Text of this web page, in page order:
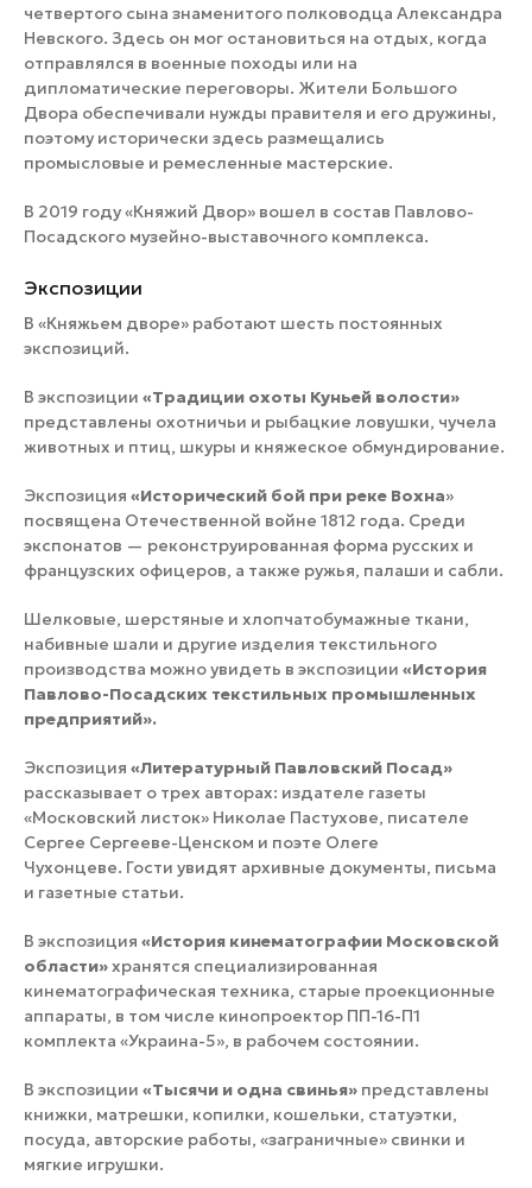
четвертого сына знаменитого полководца Александра
Невского. Здесь он мог остановиться на отдых, когда
отправлялся в военные походы или на
дипломатические переговоры. Жители Большого
Двора обеспечивали нужды правителя и его дружины,
поэтому исторически здесь размещались
промысловые и ремесленные мастерские.
В 2019 году «Княжий Двор» вошел в состав Павлово-
Посадского музейно-выставочного комплекса.
Экспозиции
В «Княжьем дворе» работают шесть постоянных
экспозиций.
В экспозиции «Традиции охоты Куньей волости»
представлены охотничьи и рыбацкие ловушки, чучела
животных и птиц, шкуры и княжеское обмундирование.
Экспозиция «Исторический бой при реке Вохна»
посвящена Отечественной войне 1812 года. Среди
экспонатов — реконструированная форма русских и
французских офицеров, а также ружья, палаши и сабли.
Шелковые, шерстяные и хлопчатобумажные ткани,
набивные шали и другие изделия текстильного
производства можно увидеть в экспозиции «История
Павлово-Посадских текстильных промышленных
предприятий».
Экспозиция «Литературный Павловский Посад»
рассказывает о трех авторах: издателе газеты
«Московский листок» Николае Пастухове, писателе
Сергее Сергееве-Ценском и поэте Олеге
Чухонцеве. Гости увидят архивные документы, письма
и газетные статьи.
В экспозиция «История кинематографии Московской
области»хранятся специализированная
кинематографическая техника, старые проекционные
аппараты, в том числе кинопроектор ПП-16-П1
комплекта «Украина-5», в рабочем состоянии.
В экспозиции «Тысячи и одна свинья» представлены
книжки, матрешки, копилки, кошельки, статуэтки,
посуда, авторские работы, «заграничные» свинки и
мягкие игрушки.